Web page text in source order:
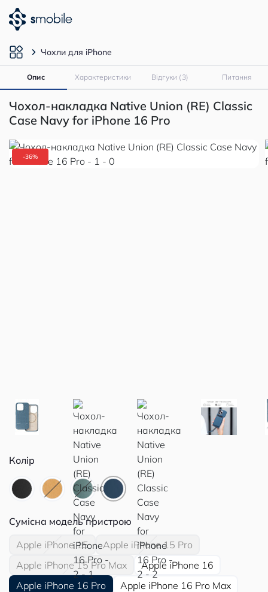
Чохли для iPhone
Опис Характеристики Відгуки (3) Питання
Чохол-накладка Native Union (RE) Classic
Case Navy for iPhone 16 Pro
-36%
Колір
Сумісна модель пристрою
Apple iPhone 15
Apple iPhone 15 Pro
Apple iPhone 15 Pro Max
Apple iPhone 16
Apple iPhone 16 Pro
Apple iPhone 16 Pro Max